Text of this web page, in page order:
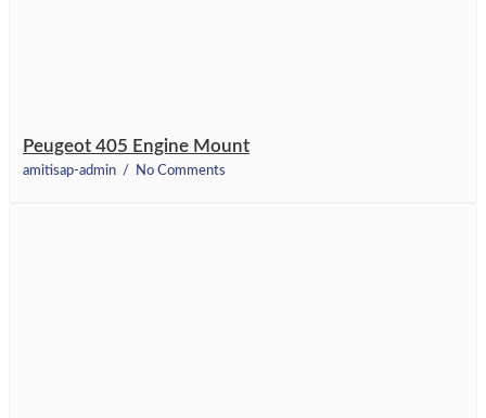
Peugeot 405 Engine Mount
amitisap-admin No Comments